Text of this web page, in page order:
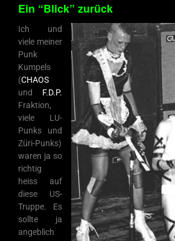
Ein “Blick” zurück
Ich und
viele meiner
Punk
Kumpels
(CHAOS
und F.D.P.
Fraktion,
viele LU-
Punks und
Züri-Punks)
waren ja so
richtig
heiss auf
diese US-
Truppe. Es
sollte ja
angeblich